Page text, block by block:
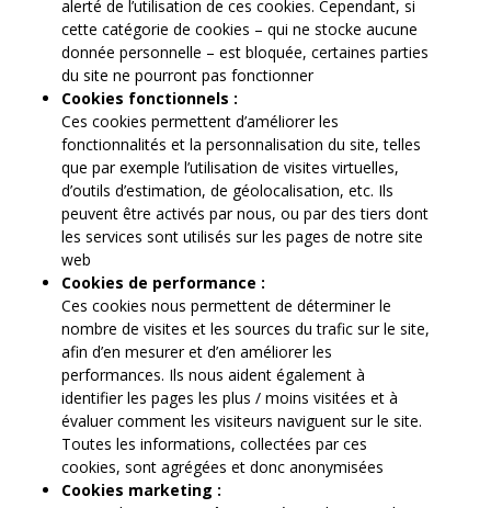
alerté de l’utilisation de ces cookies. Cependant, si
cette catégorie de cookies – qui ne stocke aucune
donnée personnelle – est bloquée, certaines parties
du site ne pourront pas fonctionner
Cookies fonctionnels :
Ces cookies permettent d’améliorer les
fonctionnalités et la personnalisation du site, telles
que par exemple l’utilisation de visites virtuelles,
d’outils d’estimation, de géolocalisation, etc. Ils
peuvent être activés par nous, ou par des tiers dont
les services sont utilisés sur les pages de notre site
web
Cookies de performance :
Ces cookies nous permettent de déterminer le
nombre de visites et les sources du trafic sur le site,
afin d’en mesurer et d’en améliorer les
performances. Ils nous aident également à
identifier les pages les plus / moins visitées et à
évaluer comment les visiteurs naviguent sur le site.
Toutes les informations, collectées par ces
cookies, sont agrégées et donc anonymisées
Cookies marketing :